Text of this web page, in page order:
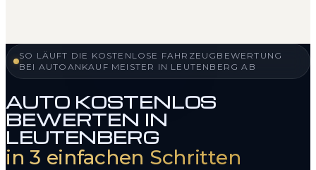
SO LÄUFT DIE KOSTENLOSE FAHRZEUGBEWERTUNG
BEI AUTOANKAUF MEISTER IN LEUTENBERG AB
AUTO KOSTENLOS
BEWERTEN IN
LEUTENBERG
in 3 einfachen Schritten